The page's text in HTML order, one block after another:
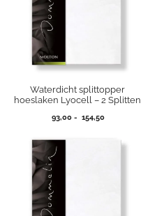
Waterdicht splittopper
hoeslaken Lyocell – 2 Splitten
93,00 - 154,50Prijsklasse: